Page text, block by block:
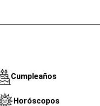
Cumpleaños
Horóscopos